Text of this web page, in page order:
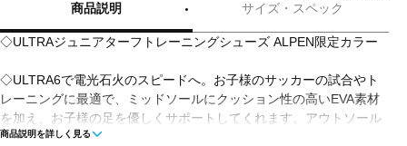
商品説明 サイズ・スペック
◇ULTRAジュニアターフトレーニングシューズ ALPEN限定カラー
◇ULTRA6で電光石火のスピードへ。お子様のサッカーの試合やト
レーニングに最適で、ミッドソールにクッション性の高いEVA素材
を加え、お子様の足を優しくサポートしてくれます。アウトソール
は軽量でありながら耐久性が高く、固い土/人工芝のグラウンドで最
商品説明を詳しく見る